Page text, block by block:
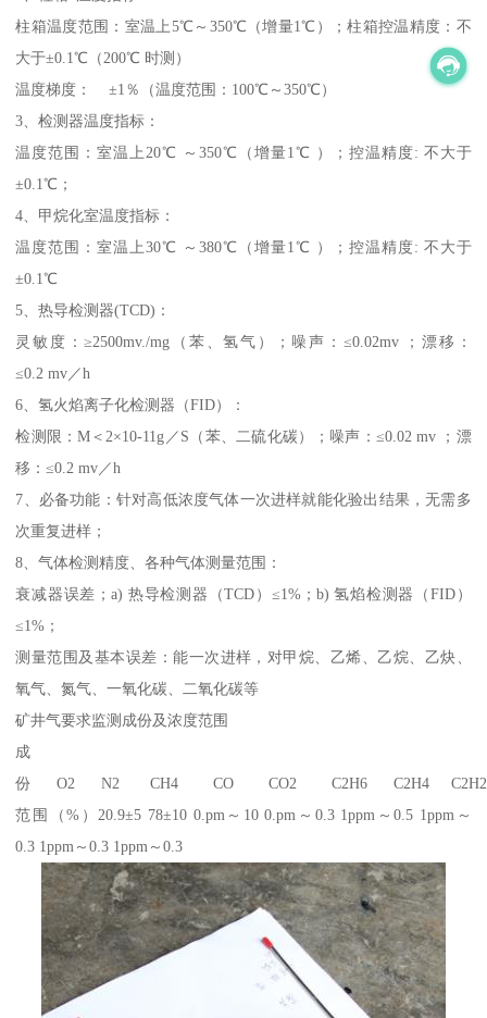
柱箱温度范围：室温上5℃～350℃（增量1℃）；柱箱控温精度：不
大于±0.1℃（200℃ 时测）
温度梯度： ±1％（温度范围：100℃～350℃）
3、检测器温度指标：
温度范围：室温上20℃ ～350℃（增量1℃ ）；控温精度: 不大于
±0.1℃；
4、甲烷化室温度指标：
温度范围：室温上30℃ ～380℃（增量1℃ ）；控温精度: 不大于
±0.1℃
5、热导检测器(TCD)：
灵敏度：≥2500mv./mg（苯、氢气）；噪声：≤0.02mv ；漂移：
≤0.2 mv／h
6、氢火焰离子化检测器（FID）：
检测限：M＜2×10-11g／S（苯、二硫化碳）；噪声：≤0.02 mv ；漂
移：≤0.2 mv／h
7、必备功能：针对高低浓度气体一次进样就能化验出结果，无需多
次重复进样；
8、气体检测精度、各种气体测量范围：
衰减器误差；a) 热导检测器（TCD）≤1%；b) 氢焰检测器（FID）
≤1%；
测量范围及基本误差：能一次进样，对甲烷、乙烯、乙烷、乙炔、
氧气、氮气、一氧化碳、二氧化碳等
矿井气要求监测成份及浓度范围
成
份 O2 N2 CH4 CO CO2 C2H6 C2H4 C2H2
范围（%）20.9±5 78±10 0.pm～10 0.pm～0.3 1ppm～0.5 1ppm～
0.3 1ppm～0.3 1ppm～0.3